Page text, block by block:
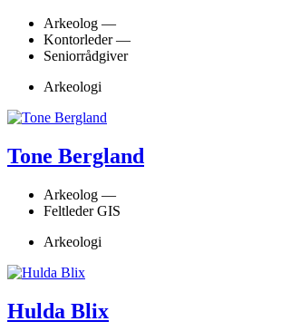
Arkeolog —
Kontorleder —
Seniorrådgiver
Arkeologi
Tone Bergland
Arkeolog —
Feltleder GIS
Arkeologi
Hulda Blix